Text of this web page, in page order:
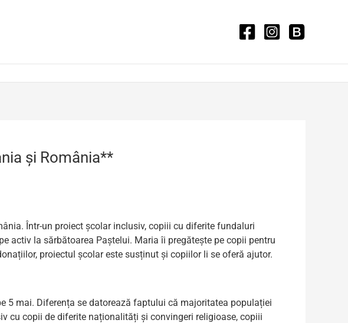
și România**
Într-un proiect școlar inclusiv, copiii cu diferite fundaluri
activ la sărbătoarea Paștelui. Maria îi pregătește pe copii pentru
proiectul școlar este susținut și copiilor li se oferă ajutor.
5 mai. Diferența se datorează faptului că majoritatea populației
cu copii de diferite naționalități și convingeri religioase, copiii